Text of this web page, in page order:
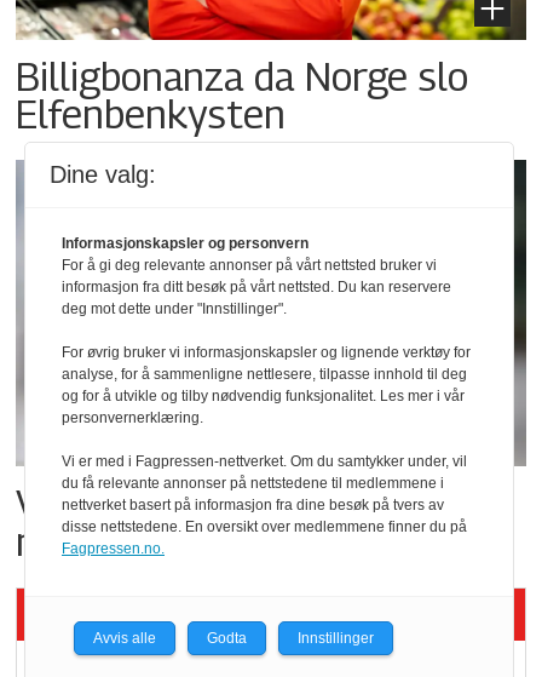
Billigbonanza da Norge slo
Elfenbenkysten
Vil vokse i brusmarkedet
med Dr Pepper
Siste artikler - KBS
Dine valg:
Informasjonskapsler og personvern
For å gi deg relevante annonser på vårt nettsted bruker vi
informasjon fra ditt besøk på vårt nettsted. Du kan reservere
deg mot dette under "Innstillinger".
For øvrig bruker vi informasjonskapsler og lignende verktøy for
analyse, for å sammenligne nettlesere, tilpasse innhold til deg
og for å utvikle og tilby nødvendig funksjonalitet. Les mer i vår
personvernerklæring.
Vi er med i Fagpressen-nettverket. Om du samtykker under, vil
du få relevante annonser på nettstedene til medlemmene i
nettverket basert på informasjon fra dine besøk på tvers av
disse nettstedene. En oversikt over medlemmene finner du på
Fagpressen.no.
Avvis alle Godta Innstillinger